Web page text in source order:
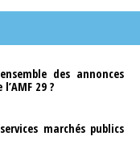
des annonces
29 ?
marchés publics